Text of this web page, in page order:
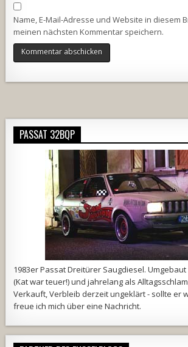
Name, E-Mail-Adresse und Website in diesem
meinen nächsten Kommentar speichern.
PASSAT 32BQP
1983er Passat Dreitürer Saugdiesel. Umgebaut
(Kat war teuer!) und jahrelang als
Verkauft, Verbleib derzeit ungeklärt - sollte er
freue ich mich über eine Nachricht.